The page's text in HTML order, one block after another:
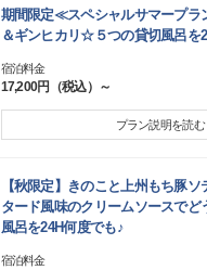
期間限定≪スペシャルサマープラ
＆ギンヒカリ☆５つの貸切風呂を
宿泊料金
17,200円（税込）～
プラン説明を読む
【秋限定】きのこと上州もち豚
タード風味のクリームソースでど
風呂を24H何度でも♪
宿泊料金